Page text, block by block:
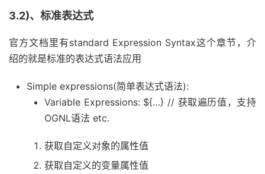
3.2)、标准表达式
官方文档里有standard Expression Syntax这个章节，介
绍的就是标准的表达式语法应用
Simple expressions(简单表达式语法):
Variable Expressions: ${…} // 获取遍历值，支持
OGNL语法 etc.
获取自定义对象的属性值
获取自定义的变量属性值